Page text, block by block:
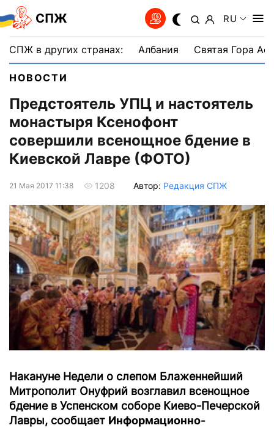
СПЖ RU
СПЖ в других странах: Албания Святая Гора
НОВОСТИ
Предстоятель УПЦ и настоятель
монастыря Ксенофонт
совершили всенощное бдение в
Киевской Лавре (ФОТО)
21 Мая 2017 11:38 1208 Автор: Редакция СПЖ
Накануне Недели о слепом Блаженнейший
Митрополит Онуфрий возглавил всенощное
бдение в Успенском соборе Киево-Печерской
Лавры, сообщает Информационно-